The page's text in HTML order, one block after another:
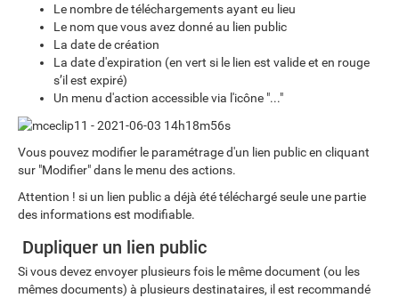
Le nombre de téléchargements ayant eu lieu
Le nom que vous avez donné au lien public
La date de création
La date d'expiration (en vert si le lien est valide et en rouge
s’il est expiré)
Un menu d'action accessible via l'icône "..."
Vous pouvez modifier le paramétrage d'un lien public en cliquant
sur "Modifier" dans le menu des actions.
Attention ! si un lien public a déjà été téléchargé seule une partie
des informations est modifiable.
Dupliquer un lien public
Si vous devez envoyer plusieurs fois le même document (ou les
mêmes documents) à plusieurs destinataires, il est recommandé